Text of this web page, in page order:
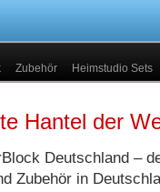
Zubehör Heimstudio Sets
Hantel der
Deutschland –
Zubehör in